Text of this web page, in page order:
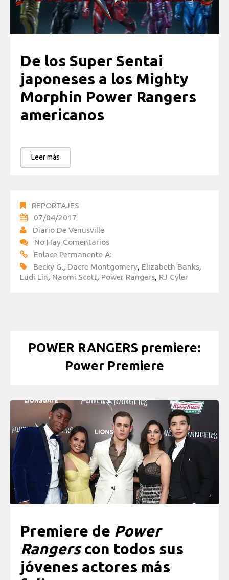
De los Super Sentai
japoneses a los Mighty
Morphin Power Rangers
americanos
Leer más
REPORTAJES
07/04/2017
Diario De Venusville
No Hay Comentarios
Enlace Permanente A:
Becky G., Dacre Montgomery, Elizabeth Banks,
Ludi Lin, Naomi Scott, Power Rangers, RJ Cyler
POWER RANGERS premiere:
Power Premiere
Premiere de Power
Rangerscon todos sus
jóvenes actores más